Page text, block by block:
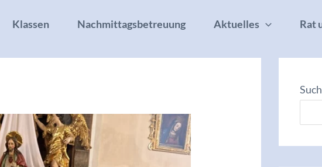
Klassen Nachmittagsbetreuung Aktuelles Rat